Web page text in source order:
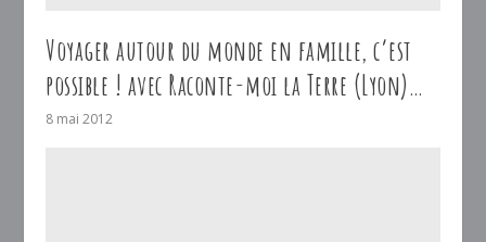
Voyager autour du monde en famille, c’est
possible ! avec Raconte-moi la Terre (Lyon)…
8 mai 2012